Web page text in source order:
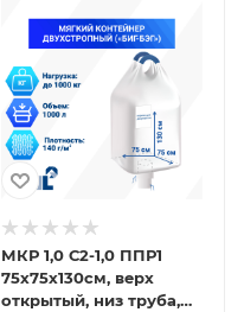
МКР 1,0 С2-1,0 ППР1
75х75х130см, верх
открытый, низ труба,